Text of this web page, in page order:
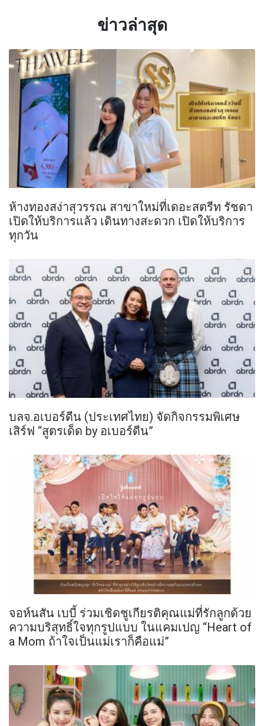
ข่าวล่าสุด
ห้างทองสง่าสุวรรณ สาขาใหม่ที่เดอะสตรีท รัชดา
เปิดให้บริการแล้ว เดินทางสะดวก เปิดให้บริการ
ทุกวัน
บลจ.อเบอร์ดีน (ประเทศไทย) จัดกิจกรรมพิเศษ
เสิร์ฟ “สูตรเด็ด by อเบอร์ดีน”
จอห์นสัน เบบี้ ร่วมเชิดชูเกียรติคุณแม่ที่รักลูกด้วย
ความบริสุทธิ์ใจทุกรูปแบบ ในแคมเปญ “Heart of
a Mom ถ้าใจเป็นแม่เราก็คือแม่”